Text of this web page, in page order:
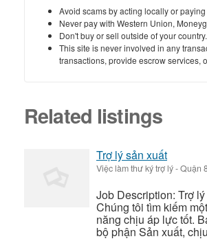
Avoid scams by acting locally or
Never pay with Western Union,
Don't buy or sell outside of your
This site is never involved in any
transactions, provide escrow services,
Related listings
Trợ lý sản xuất
Việc làm thư ký trợ lý-Quận
Job Description: Trợ
Chúng tôi tìm kiếm
năng chịu áp lực tốt.
bộ phận Sản xuất,